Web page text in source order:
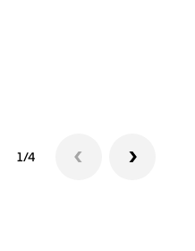
1/4